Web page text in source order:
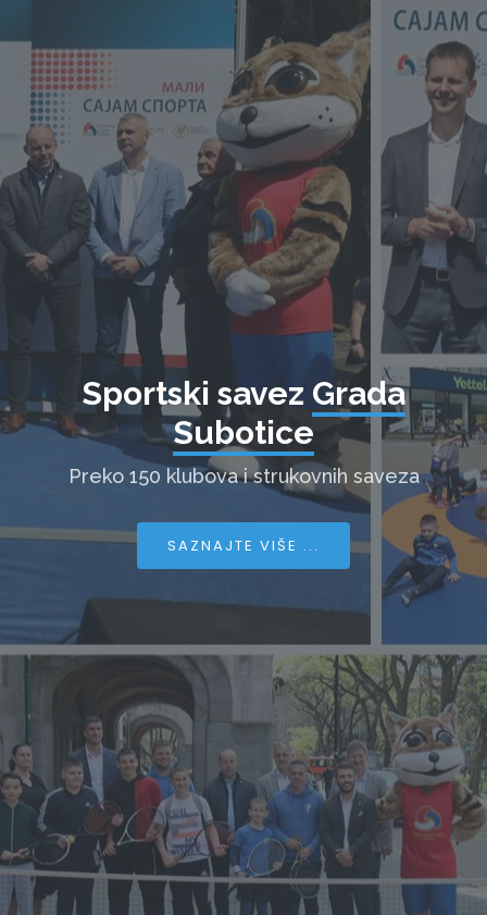
Sportski savez Grada
Subotice
Preko 150 klubova i strukovnih saveza
SAZNAJTE VIŠE ...